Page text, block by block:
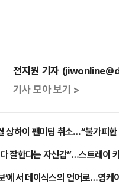
전지원 기자
기사 모아 보기 >
상하이 팬미팅 취소…“불가피한
잘한다는 자신감”…스트레이
’에서 데이식스의 언어로…영케